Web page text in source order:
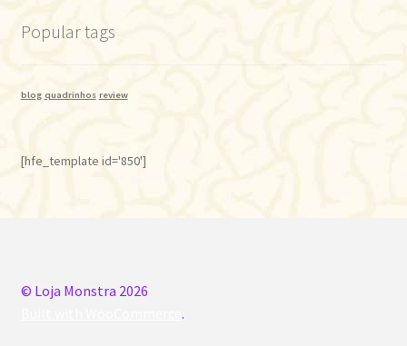
Popular tags
blog quadrinhos review
[hfe_template id='850']
© Loja Monstra 2026
.